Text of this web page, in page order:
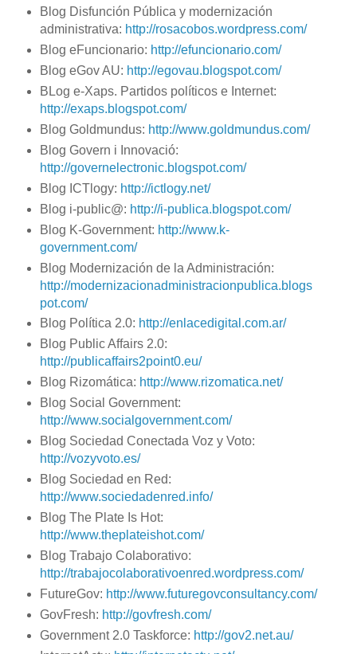
Blog Disfunción Pública y modernización
administrativa: http://rosacobos.wordpress.com/
Blog eFuncionario: http://efuncionario.com/
Blog eGov AU: http://egovau.blogspot.com/
BLog e-Xaps. Partidos políticos e Internet:
http://exaps.blogspot.com/
Blog Goldmundus: http://www.goldmundus.com/
Blog Govern i Innovació:
http://governelectronic.blogspot.com/
Blog ICTlogy: http://ictlogy.net/
Blog i-public@: http://i-publica.blogspot.com/
Blog K-Government: http://www.k-
government.com/
Blog Modernización de la Administración:
http://modernizacionadministracionpublica.blogs
pot.com/
Blog Política 2.0: http://enlacedigital.com.ar/
Blog Public Affairs 2.0:
http://publicaffairs2point0.eu/
Blog Rizomática: http://www.rizomatica.net/
Blog Social Government:
http://www.socialgovernment.com/
Blog Sociedad Conectada Voz y Voto:
http://vozyvoto.es/
Blog Sociedad en Red:
http://www.sociedadenred.info/
Blog The Plate Is Hot:
http://www.theplateishot.com/
Blog Trabajo Colaborativo:
http://trabajocolaborativoenred.wordpress.com/
FutureGov: http://www.futuregovconsultancy.com/
GovFresh: http://govfresh.com/
Government 2.0 Taskforce: http://gov2.net.au/